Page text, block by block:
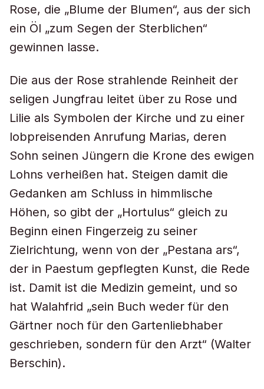
Rose, die „Blume der Blumen“, aus der sich
ein Öl „zum Segen der Sterblichen“
gewinnen lasse.
Die aus der Rose strahlende Reinheit der
seligen Jungfrau leitet über zu Rose und
Lilie als Symbolen der Kirche und zu einer
lobpreisenden Anrufung Marias, deren
Sohn seinen Jüngern die Krone des ewigen
Lohns verheißen hat. Steigen damit die
Gedanken am Schluss in himmlische
Höhen, so gibt der „Hortulus“ gleich zu
Beginn einen Fingerzeig zu seiner
Zielrichtung, wenn von der „Pestana ars“,
der in Paestum gepflegten Kunst, die Rede
ist. Damit ist die Medizin gemeint, und so
hat Walahfrid „sein Buch weder für den
Gärtner noch für den Gartenliebhaber
geschrieben, sondern für den Arzt“ (Walter
Berschin).